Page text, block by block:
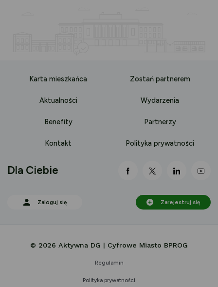
Karta mieszkańca Zostań partnerem
Aktualności Wydarzenia
Benefity Partnerzy
Kontakt Polityka prywatności
link otwiera się nowej
link otwiera się
link
Dla Ciebie
Zaloguj się Zarejestruj się
© 2026 Aktywna DG | Cyfrowe Miasto BPROG
Regulamin
Polityka prywatności